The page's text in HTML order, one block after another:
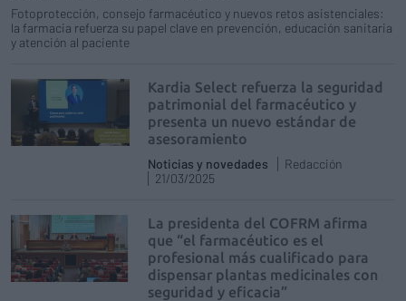
Fotoprotección, consejo farmacéutico y nuevos retos asistenciales:
la farmacia refuerza su papel clave en prevención, educación sanitaria
y atención al paciente
Kardia Select refuerza la seguridad
patrimonial del farmacéutico y
presenta un nuevo estándar de
asesoramiento
Noticias y novedades
Redacción
21/03/2025
La presidenta del COFRM afirma
que “el farmacéutico es el
profesional más cualificado para
dispensar plantas medicinales con
seguridad y eficacia”